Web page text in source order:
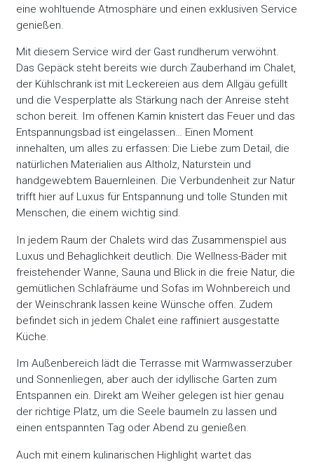
eine wohltuende Atmosphäre und einen exklusiven Service
genießen.
Mit diesem Service wird der Gast rundherum verwöhnt.
Das Gepäck steht bereits wie durch Zauberhand im Chalet,
der Kühlschrank ist mit Leckereien aus dem Allgäu gefüllt
und die Vesperplatte als Stärkung nach der Anreise steht
schon bereit. Im offenen Kamin knistert das Feuer und das
Entspannungsbad ist eingelassen… Einen Moment
innehalten, um alles zu erfassen: Die Liebe zum Detail, die
natürlichen Materialien aus Altholz, Naturstein und
handgewebtem Bauernleinen. Die Verbundenheit zur Natur
trifft hier auf Luxus für Entspannung und tolle Stunden mit
Menschen, die einem wichtig sind.
In jedem Raum der Chalets wird das Zusammenspiel aus
Luxus und Behaglichkeit deutlich. Die Wellness-Bäder mit
freistehender Wanne, Sauna und Blick in die freie Natur, die
gemütlichen Schlafräume und Sofas im Wohnbereich und
der Weinschrank lassen keine Wünsche offen. Zudem
befindet sich in jedem Chalet eine raffiniert ausgestatte
Küche.
Im Außenbereich lädt die Terrasse mit Warmwasserzuber
und Sonnenliegen, aber auch der idyllische Garten zum
Entspannen ein. Direkt am Weiher gelegen ist hier genau
der richtige Platz, um die Seele baumeln zu lassen und
einen entspannten Tag oder Abend zu genießen.
Auch mit einem kulinarischen Highlight wartet das